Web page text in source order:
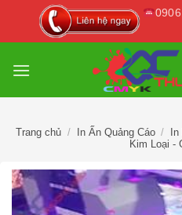
Trang chủ / In Ấn Quảng Cáo /
Kim Loại -